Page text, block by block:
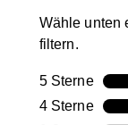
Wähle unten
filtern.
5 SterneSterne
4 SterneSterne